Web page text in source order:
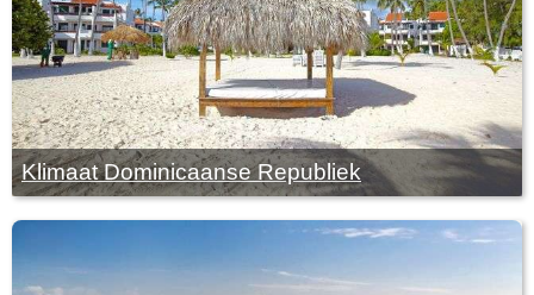
Klimaat Dominicaanse Republiek